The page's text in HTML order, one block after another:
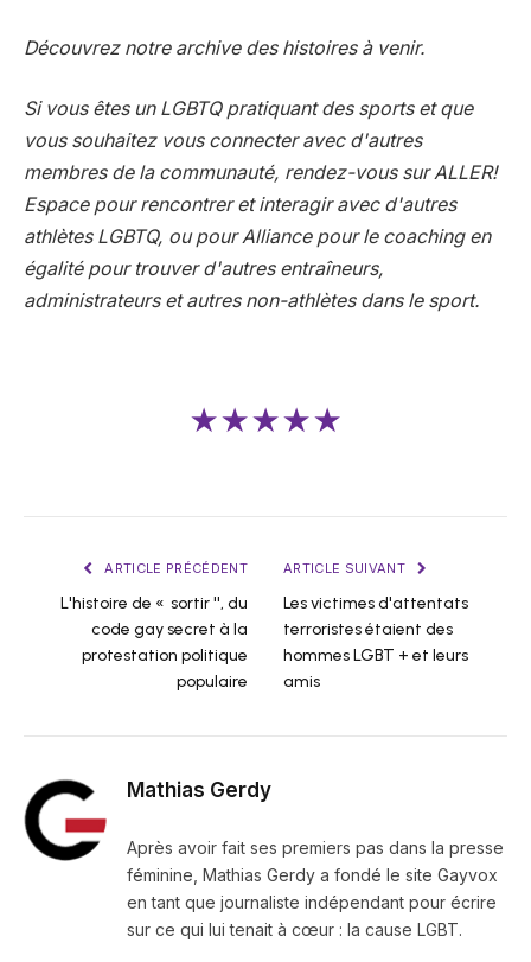
Découvrez notre archive des histoires à venir.
Si vous êtes un LGBTQ pratiquant des sports et que
vous souhaitez vous connecter avec d'autres
membres de la communauté, rendez-vous surALLER!
Espacepour rencontrer et interagir avec d'autres
athlètes LGBTQ, ou pourAlliance pour le coaching en
égalitépour trouver d'autres entraîneurs,
administrateurs et autres non-athlètes dans le sport.
★★★★★
ARTICLE PRÉCÉDENT
L'histoire de « sortir '', du
code gay secret à la
protestation politique
populaire
ARTICLE SUIVANT
Les victimes d'attentats
terroristes étaient des
hommes LGBT + et leurs
amis
Mathias Gerdy
Après avoir fait ses premiers pas dans la presse
féminine, Mathias Gerdy a fondé le site Gayvox
en tant que journaliste indépendant pour écrire
sur ce qui lui tenait à cœur : la cause LGBT.